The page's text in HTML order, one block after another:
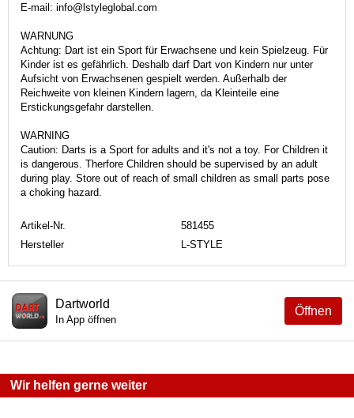
E-mail: info@lstyleglobal.com
WARNUNG
Achtung: Dart ist ein Sport für Erwachsene und kein Spielzeug. Für
Kinder ist es gefährlich. Deshalb darf Dart von Kindern nur unter
Aufsicht von Erwachsenen gespielt werden. Außerhalb der
Reichweite von kleinen Kindern lagern, da Kleinteile eine
Erstickungsgefahr darstellen.
WARNING
Caution: Darts is a Sport for adults and it's not a toy. For Children it
is dangerous. Therfore Children should be supervised by an adult
during play. Store out of reach of small children as small parts pose
a choking hazard.
Artikel-Nr.
581455
Hersteller
L-STYLE
Öffnen
Dartworld
In App öffnen
Wir helfen gerne weiter